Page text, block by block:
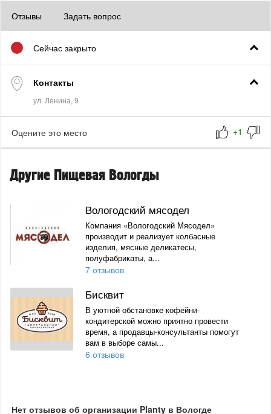
Отзывы Задать вопрос
Сейчас закрыто
Контакты
Оцените это место
Другие Пищевая Вологды
Вологодский мясодел
Компания «Вологодский Мясодел»
производит и реализует колбасные
изделия, мясные деликатесы,
полуфабрикаты, а...
7 отзывов
Бисквит
В уютной обстановке кофейни-
кондитерской можно приятно провести
время, а продавцы-консультанты помогут
вам в выборе самы...
6 отзывов
Нет отзывов об организации Planty в Вологде